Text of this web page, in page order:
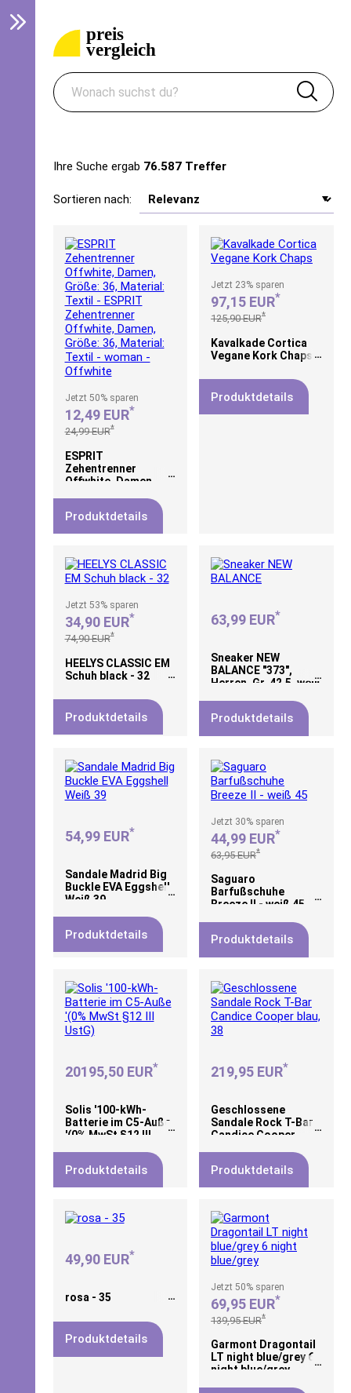
Ihre Suche ergab 76.587 Treffer
Sortieren nach:
Jetzt 50%sparen
12,49 EUR*
24,99 EUR*
ESPRIT
Zehentrenner
Offwhite, Damen,
Zehentrenner
Offwhite, Damen,
Textil - woman -
Offwhite
Produktdetails
Jetzt 23% sparen
97,15 EUR*
125,90 EUR*
Kavalkade Cortica
Vegane Kork Chaps
Produktdetails
Jetzt 53%sparen
34,90 EUR*
74,90 EUR*
HEELYS CLASSIC EM
Schuh black - 32
Produktdetails
63,99 EUR*
Sneaker NEW
BALANCE "373",
Herren, Gr. 42,5, weiß
Textil, Schuhe
Sneaker
Produktdetails
54,99 EUR*
Sandale Madrid Big
Buckle EVA Eggshell
Weiß 39
Produktdetails
Jetzt 30% sparen
44,99 EUR*
63,95 EUR*
Saguaro
Barfußschuhe
Breeze II - weiß 45
Produktdetails
20195,50 EUR*
Solis '100-kWh-
Batterie im C5-Auße
'(0% MwSt §12 III
Produktdetails
219,95 EUR*
Geschlossene
Sandale Rock T-Bar
Candice Cooper
Produktdetails
49,90 EUR*
rosa - 35
Produktdetails
Jetzt 50% sparen
69,95 EUR*
139,95 EUR*
Garmont Dragontail
LT night blue/grey 6
night blue/grey